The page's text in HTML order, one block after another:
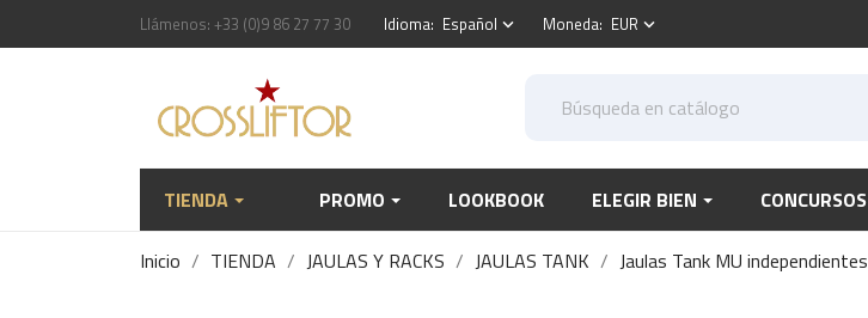
Llámenos: +33 (0)9 86 27 77 30 Idioma: Español keyboard_arrow_down Moneda: EUR keyboard_arrow_down
TIENDA PROMO LOOKBOOK ELEGIR BIEN CONCURSOS
Inicio TIENDA JAULAS Y RACKS JAULAS TANK Jaulas Tank MU independientes